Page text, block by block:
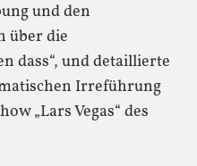
und den
über die
dass“, und detaillierte
Irreführung
„Lars Vegas“ des